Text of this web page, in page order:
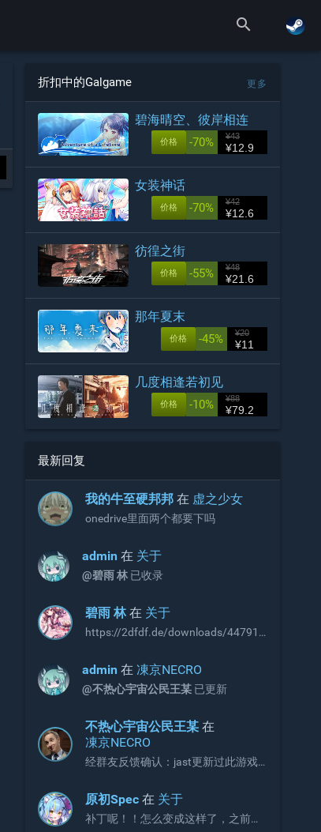
search
折扣中的Galgame 更多
碧海晴空、彼岸相连
-70% ¥43
¥12.9
价格
女装神话
-70% ¥42
¥12.6
价格
彷徨之街
-55% ¥48
¥21.6
价格
那年夏末
-45% ¥20
¥11
价格
几度相逢若初见
-10% ¥88
¥79.2
价格
最新回复
󠀡󠀡我的牛至硬邦邦 在 虚之少女
onedrive里面两个都要下吗
admin 在 关于
@碧雨 林 已收录
碧雨 林 在 关于
https://2dfdf.de/downloads/44791
R18补丁，无需积分即可下载，站长
可以考虑收录
admin 在凍京NECRO
@不热心宇宙公民王某 已更新
不热心宇宙公民王某 在
凍京NECRO
经群友反馈确认：jast更新过此游戏
的问题。 V3版本补丁官方链接如下，
请更新官网链接与onedrive文件：
https://jaststore.com/zh...
原初Spec 在 关于
补丁呢！！怎么变成这样了，之前不